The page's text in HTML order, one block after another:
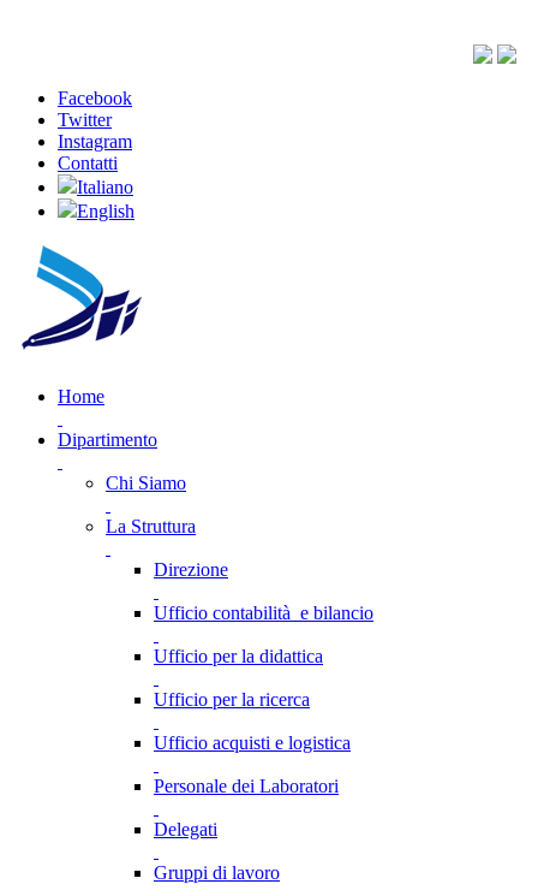
Facebook
Twitter
Instagram
Contatti
Italiano
English
Home
Dipartimento
Chi Siamo
La Struttura
Direzione
Ufficio contabilità e bilancio
Ufficio per la didattica
Ufficio per la ricerca
Ufficio acquisti e logistica
Personale dei Laboratori
Delegati
Gruppi di lavoro